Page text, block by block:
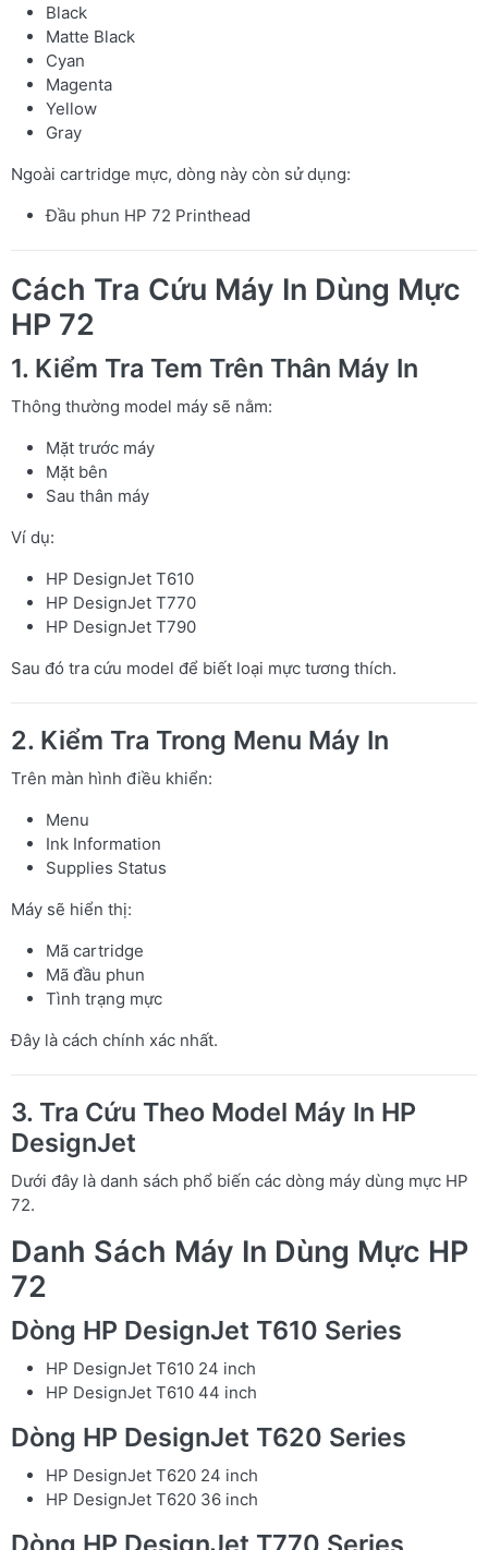
Black
Matte Black
Cyan
Magenta
Yellow
Gray
Ngoài cartridge mực, dòng này còn sử dụng:
Đầu phun HP 72 Printhead
Cách Tra Cứu Máy In Dùng Mực
HP 72
1. Kiểm Tra Tem Trên Thân Máy In
Thông thường model máy sẽ nằm:
Mặt trước máy
Mặt bên
Sau thân máy
Ví dụ:
HP DesignJet T610
HP DesignJet T770
HP DesignJet T790
Sau đó tra cứu model để biết loại mực tương thích.
2. Kiểm Tra Trong Menu Máy In
Trên màn hình điều khiển:
Menu
Ink Information
Supplies Status
Máy sẽ hiển thị:
Mã cartridge
Mã đầu phun
Tình trạng mực
Đây là cách chính xác nhất.
3. Tra Cứu Theo Model Máy In HP
DesignJet
Dưới đây là danh sách phổ biến các dòng máy dùng mực HP
72.
Danh Sách Máy In Dùng Mực HP
72
Dòng HP DesignJet T610 Series
HP DesignJet T610 24 inch
HP DesignJet T610 44 inch
Dòng HP DesignJet T620 Series
HP DesignJet T620 24 inch
HP DesignJet T620 36 inch
Dòng HP DesignJet T770 Series